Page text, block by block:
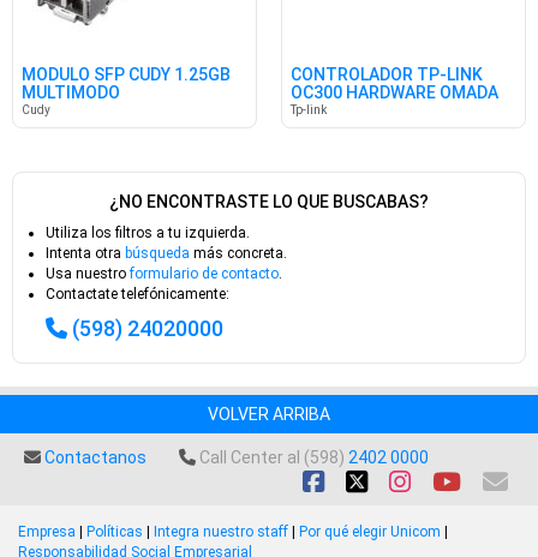
MODULO SFP CUDY 1.25GB
MULTIMODO
Cudy
CONTROLADOR TP-LINK
OC300 HARDWARE OMADA
Tp-link
¿NO ENCONTRASTE LO QUE BUSCABAS?
Utiliza los filtros a tu izquierda.
Intenta otra búsqueda más concreta.
Usa nuestroformulario de contacto.
Contactate telefónicamente:
(598) 24020000
VOLVER ARRIBA
Contactanos Call Center al (598) 2402 0000
Empresa Políticas Integra nuestro staff Por qué elegir Unicom
Responsabilidad Social Empresarial